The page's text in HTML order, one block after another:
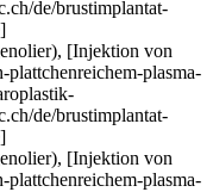
genf), [Injektion von Botulinumtoxin](https://www.onedoc.ch/de/injektion-von-botulinumtoxin/genf)Mehr anzeigen Expertisen:[Blepharoplastik | Augenlidchirurgie](https://www.onedoc.ch/de/blepharoplastik-augenlidchirurgie/genf), [Behandlung von Pigmentflecken](https://www.onedoc.ch/de/behandlung-von-pigmentflecken/genf), [Behandlung von Narben](https://www.onedoc.ch/de/behandlung-von-narben/genf), [Akne](https://www.onedoc.ch/de/akne/genf), [Peeling](https://www.onedoc.ch/de/peeling/genf), [Hyperhidrose | Übermässiges Schwitzen](https://www.onedoc.ch/de/hyperhidrose-ubermassiges-schwitzen/genf), [Injektion von plättchenreichem Plasma | PRP | Vampire Lift](https://www.onedoc.ch/de/injektion-von-plattchenreichem-plasma-prp-vampire-lift/genf), [Mesotherapie](https://www.onedoc.ch/de/mesotherapie/genf), [Injektion von Botulinumtoxin](https://www.onedoc.ch/de/injektion-von-botulinumtoxin/genf)Mehr anzeigen [![Dr. Edouard Mas, Spezialist für ästhetische Medizin in Genf](https://assets.onedoc.ch/images/users/040275edaa29c22b500224f46daca5199062a01ae24632c3ef4d9d3c36f08c75-small.png "Dr. Edouard Mas, Spezialist für ästhetische Medizin in Genf")](https://www.onedoc.ch/de/spezialist-fur-asthetische-medizin/genf/pcwyb/dr-edouard-mas) ### [Dr. Edouard Mas](https://www.onedoc.ch/de/spezialist-fur-asthetische-medizin/genf/pcwyb/dr-edouard-mas) ![Abzeichen, das ein verifiziertes Profil kennzeichnet](https://www.onedoc.ch/assets/images/icons/checkmark.svg) [Spezialist für ästhetische Medizin](https://www.onedoc.ch/de/spezialist-fur-asthetische-medizin/genf) Capital Care Place Jean-Marteau 3 1201 Genf ![Patient mit Pluszeichen, der anzeigt, dass neue Patienten angenommen werden](https://www.onedoc.ch/assets/images/icons/new-patients.svg)Akzeptiert neue Patienten [Termin buchen](https://www.onedoc.ch/de/spezialist-fur-asthetische-medizin/genf/pcwyb/dr-edouard-mas) Expertisen:[Morphologische und Anti-Aging-Medizin](https://www.onedoc.ch/de/morphologische-und-anti-aging-medizin/genf), [Injektion von Hyaluronsäure](https://www.onedoc.ch/de/injektion-von-hyaluronsaure/genf), [Injektion von Botulinumtoxin](https://www.onedoc.ch/de/injektion-von-botulinumtoxin/genf), [Mesotherapie](https://www.onedoc.ch/de/mesotherapie/genf), [Injektion von plättchenreichem Plasma | PRP | Vampire Lift](https://www.onedoc.ch/de/injektion-von-plattchenreichem-plasma-prp-vampire-lift/genf), [Hyperhidrose | Übermässiges Schwitzen](https://www.onedoc.ch/de/hyperhidrose-ubermassiges-schwitzen/genf), [Kryotherapie | Kältetherapie](https://www.onedoc.ch/de/kryotherapie-kaltetherapie/genf), [Peeling](https://www.onedoc.ch/de/peeling/genf), [Akne](https://www.onedoc.ch/de/akne/genf), [Behandlung von Narben](https://www.onedoc.ch/de/behandlung-von-narben/genf), [Behandlung von Pigmentflecken](https://www.onedoc.ch/de/behandlung-von-pigmentflecken/genf)Mehr anzeigen Expertisen:[Mo